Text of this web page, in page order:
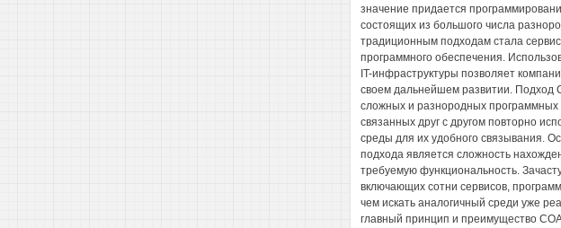
значение придается
состоящих из большого числа
традиционным подходам стала
программного обеспечения.
IT-инфраструктуры позволяет
своем дальнейшем развитии. Подход
сложных и разнородных программных
связанных друг с другом повторно
среды для их удобного связывания.
подхода является сложность
требуемую функциональность.
включающих сотни сервисов,
чем искать аналогичный среди уже
главный принцип и преимущество